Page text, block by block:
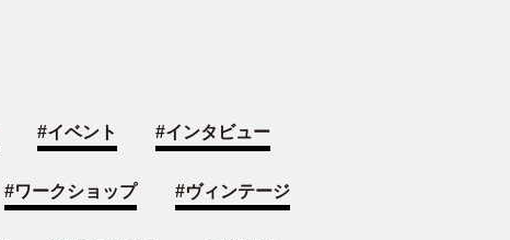
#イベント #インタビュー
#ワークショップ #ヴィンテージ